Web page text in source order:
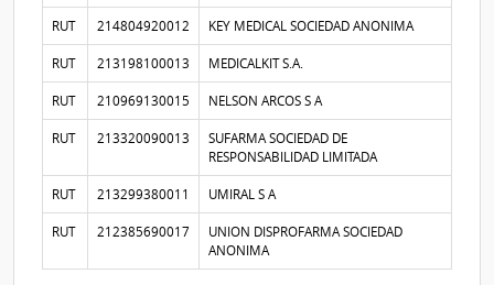
RUT 214804920012 KEY MEDICAL SOCIEDAD ANONIMA
RUT 213198100013 MEDICALKIT S.A.
RUT 210969130015 NELSON ARCOS S A
RUT 213320090013
SUFARMA SOCIEDAD DE
RESPONSABILIDAD LIMITADA
RUT 213299380011 UMIRAL S A
RUT 212385690017
UNION DISPROFARMA SOCIEDAD
ANONIMA